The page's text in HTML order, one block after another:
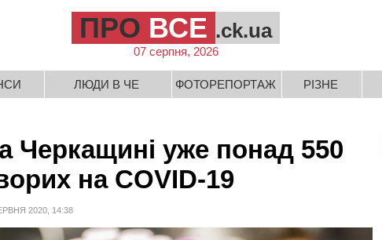
ПРО ВСЕ .ck.ua
07 серпня, 2026
ЛЮДИ В ЧЕ ФОТОРЕПОРТАЖ РІЗНЕ
Черкащині уже понад 550
на COVID-19
2020, 14:38